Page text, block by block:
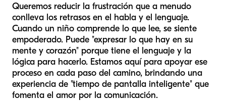
Queremos reducir la frustración que a menudo
conlleva los retrasos en el habla y el lenguaje.
Cuando un niño comprende lo que lee, se siente
empoderado. Puede "expresar lo que hay en su
mente y corazón" porque tiene el lenguaje y la
lógica para hacerlo. Estamos aquí para apoyar ese
proceso en cada paso del camino, brindando una
experiencia de "tiempo de pantalla inteligente" que
fomenta el amor por la comunicación.